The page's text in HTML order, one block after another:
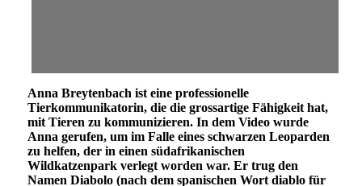
Anna Breytenbach ist eine professionelle
Tierkommunikatorin, die die grossartige Fähigkeit hat,
mit Tieren zu kommunizieren. In dem Video wurde
Anna gerufen, um im Falle eines schwarzen Leoparden
zu helfen, der in einen südafrikanischen
Wildkatzenpark verlegt worden war. Er trug den
Namen Diabolo (nach dem spanischen Wort diablo für